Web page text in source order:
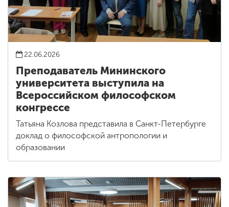
22.06.2026
Преподаватель Мининского
университета выступила на
Всероссийском философском
конгрессе
Татьяна Козлова представила в Санкт-Петербурге
доклад о философской антропологии и
образовании